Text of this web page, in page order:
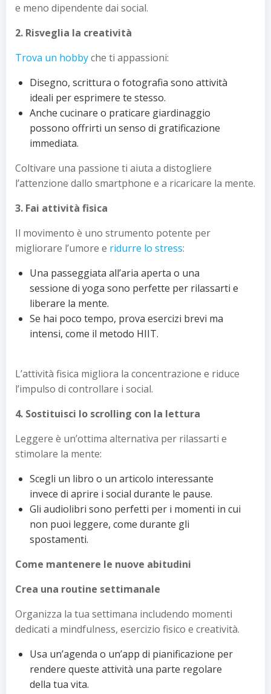
e meno dipendente dai social.
2. Risveglia la creatività
Trova un hobbyche ti appassioni:
Disegno, scrittura o fotografia sono attività
ideali per esprimere te stesso.
Anche cucinare o praticare giardinaggio
possono offrirti un senso di gratificazione
immediata.
Coltivare una passione ti aiuta a distogliere
l’attenzione dallo smartphone e a ricaricare la mente.
3. Fai attività fisica
Il movimento è uno strumento potente per
migliorare l’umore e ridurre lo stress:
Una passeggiata all’aria aperta o una
sessione di yoga sono perfette per rilassarti e
liberare la mente.
Se hai poco tempo, prova esercizi brevi ma
intensi, come il metodo HIIT.
L’attività fisica migliora la concentrazione e riduce
l’impulso di controllare i social.
4. Sostituisci lo scrolling con la lettura
Leggere è un’ottima alternativa per rilassarti e
stimolare la mente:
Scegli un libro o un articolo interessante
invece di aprire i social durante le pause.
Gli audiolibri sono perfetti per i momenti in cui
non puoi leggere, come durante gli
spostamenti.
Come mantenere le nuove abitudini
Crea una routine settimanale
Organizza la tua settimana includendo momenti
dedicati a mindfulness, esercizio fisico e creatività.
Usa un’agenda o un’app di pianificazione per
rendere queste attività una parte regolare
della tua vita.